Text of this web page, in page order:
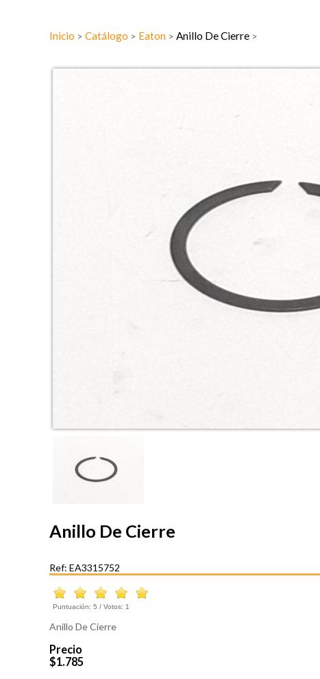
Inicio > Catálogo > Eaton > Anillo De Cierre >
Anillo De Cierre
Ref: EA3315752
Puntuación: 5 / Votos: 1
Anillo De Cierre
Precio
$1.785